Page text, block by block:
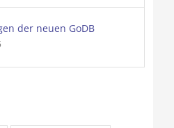
der neuen GoDB